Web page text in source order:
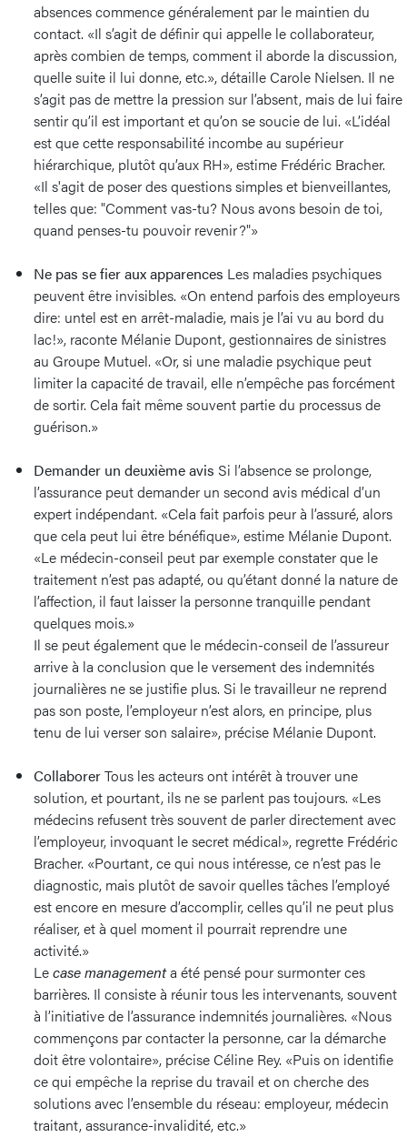
absences commence généralement par le maintien du
contact. «Il s’agit de définir qui appelle le collaborateur,
après combien de temps, comment il aborde la discussion,
quelle suite il lui donne, etc.», détaille Carole Nielsen. Il ne
s’agit pas de mettre la pression sur l’absent, mais de lui faire
sentir qu’il est important et qu’on se soucie de lui. «L’idéal
est que cette responsabilité incombe au supérieur
hiérarchique, plutôt qu’aux RH», estime Frédéric Bracher.
«Il s'agit de poser des questions simples et bienveillantes,
telles que: "Comment vas-tu? Nous avons besoin de toi,
quand penses-tu pouvoir revenir ?"»
Ne pas se fier aux apparences Les maladies psychiques
peuvent être invisibles. «On entend parfois des employeurs
dire: untel est en arrêt-maladie, mais je l’ai vu au bord du
lac!», raconte Mélanie Dupont, gestionnaires de sinistres
au Groupe Mutuel. «Or, si une maladie psychique peut
limiter la capacité de travail, elle n’empêche pas forcément
de sortir. Cela fait même souvent partie du processus de
guérison.»
Demander un deuxième avis Si l’absence se prolonge,
l’assurance peut demander un second avis médical d’un
expert indépendant. «Cela fait parfois peur à l’assuré, alors
que cela peut lui être bénéfique», estime Mélanie Dupont.
«Le médecin-conseil peut par exemple constater que le
traitement n’est pas adapté, ou qu’étant donné la nature de
l’affection, il faut laisser la personne tranquille pendant
quelques mois.»
Il se peut également que le médecin-conseil de l’assureur
arrive à la conclusion que le versement des indemnités
journalières ne se justifie plus. Si le travailleur ne reprend
pas son poste, l’employeur n’est alors, en principe, plus
tenu de lui verser son salaire», précise Mélanie Dupont.
CollaborerTous les acteurs ont intérêt à trouver une
solution, et pourtant, ils ne se parlent pas toujours. «Les
médecins refusent très souvent de parler directement avec
l’employeur, invoquant le secret médical», regrette Frédéric
Bracher. «Pourtant, ce qui nous intéresse, ce n’est pas le
diagnostic, mais plutôt de savoir quelles tâches l’employé
est encore en mesure d’accomplir, celles qu’il ne peut plus
réaliser, et à quel moment il pourrait reprendre une
activité.»
Lecase managementa été pensé pour surmonter ces
barrières. Il consiste à réunir tous les intervenants, souvent
à l’initiative de l’assurance indemnités journalières. «Nous
commençons par contacter la personne, car la démarche
doit être volontaire», précise Céline Rey. «Puis on identifie
ce qui empêche la reprise du travail et on cherche des
solutions avec l’ensemble du réseau: employeur, médecin
traitant, assurance-invalidité, etc.»